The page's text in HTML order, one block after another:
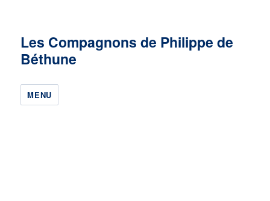
Les Compagnons de Philippe de
Béthune
MENU